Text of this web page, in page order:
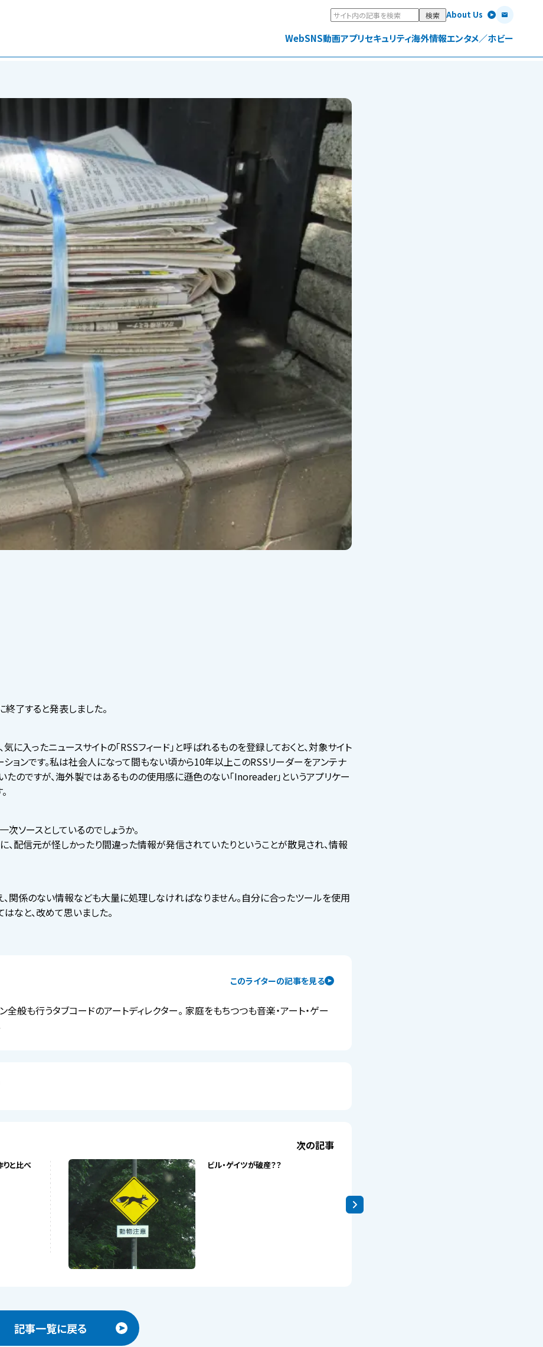
About Us
WebSNS動画アプリセキュリティ海外情報エンタメ／ホビー
了すると発表しました。
に入ったニュースサイトの「RSSフィード」と呼ばれるものを登録しておくと、対象サイト
ョンです。私は社会人になって間もない頃から10年以上このRSSリーダーをアンテナ
のですが、海外製ではあるものの使用感に遜色のない「Inoreader」というアプリケー
ソースとしているのでしょうか。
配信元が怪しかったり間違った情報が発信されていたりということが散見され、情報
関係のない情報なども大量に処理しなければなりません。自分に合ったツールを使用
なと、改めて思いました。
このライターの記事を見る
般も行うタブコードのアートディレクター。 家庭をもちつつも音楽・アート・ゲー
と比べ
次の記事
ビル・ゲイツが破産？？
記事一覧に戻る